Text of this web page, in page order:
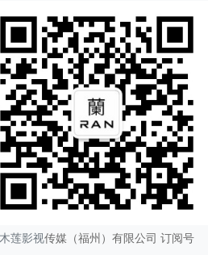
木莲影视传媒（福州）有限公司 订阅号